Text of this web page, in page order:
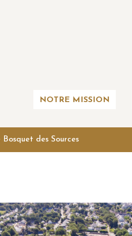
NOTRE MISSION
des Sources